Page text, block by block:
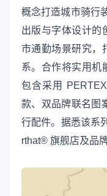
概念打造城市骑行
出版与字体设计的
市通勤场景研究，
系。合作将实用机
包含采用
款、双品牌联名图
行配件。据悉该系
rthat® 旗舰店及品